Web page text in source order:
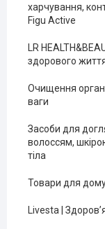
харчування,
Figu Active
LR
здорового
Очищення
ваги
Засоби для
волоссям,
тіла
Товари для
Livesta |